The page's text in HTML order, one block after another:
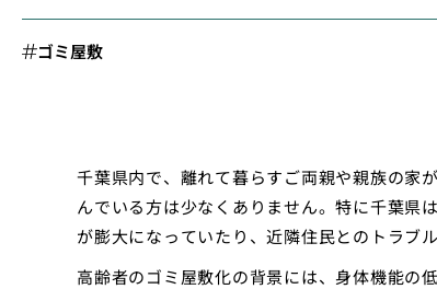
ゴミ屋敷
千葉県内で、離れて暮らすご両親や親族の家
んでいる方は少なくありません。特に千葉県
が膨大になっていたり、近隣住民とのトラブ
高齢者のゴミ屋敷化の背景には、身体機能の